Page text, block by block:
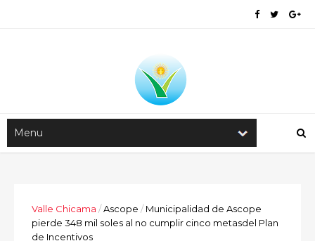
Valle Chicama /Ascope / Municipalidad de Ascope
pierde 348 mil soles al no cumplir cinco metasdel Plan
de Incentivos